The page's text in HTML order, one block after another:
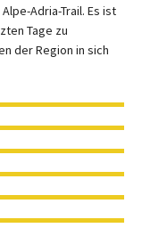
Adria-Trail. Es ist
Tage zu
der Region in sich